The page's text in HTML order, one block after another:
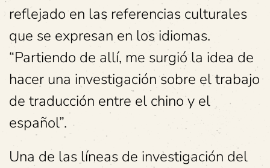
reflejado en las referencias culturales
que se expresan en los idiomas.
“Partiendo de allí, me surgió la idea de
hacer una investigación sobre el trabajo
de traducción entre el chino y el
español”.
Una de las líneas de investigación del